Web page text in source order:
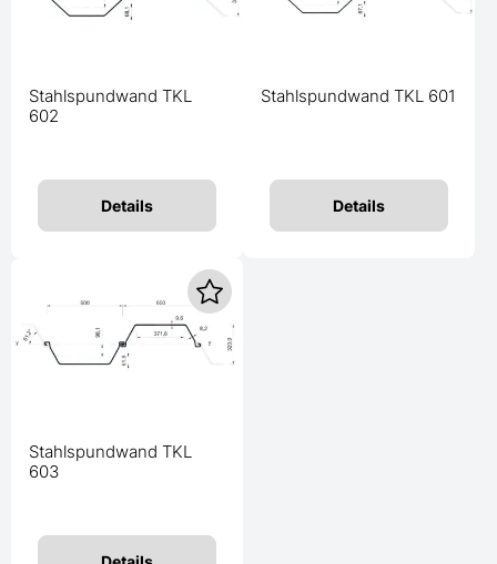
Stahlspundwand TKL
602
Details
Stahlspundwand TKL 601
Details
Stahlspundwand TKL
603